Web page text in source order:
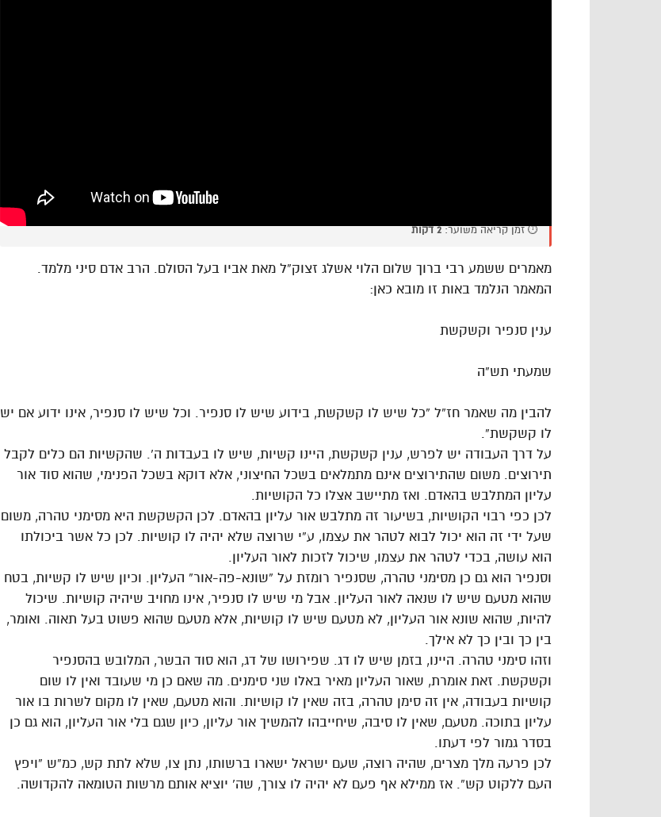
⏱️ זמן קריאה משוער:2 דקות
מאמרים ששמע רבי ברוך שלום הלוי אשלג זצוק”ל מאת אביו בעל הסולם. הרב אדם סיני מלמד.
המאמר הנלמד באות זו מובא כאן:
ענין סנפיר וקשקשת
שמעתי תש”ה
להבין מה שאמר חז”ל “כל שיש לו קשקשת, בידוע שיש לו סנפיר. וכל שיש לו סנפיר, אינו ידוע אם יש
לו קשקשת”.
על דרך העבודה יש לפרש, ענין קשקשת, היינו קשיות, שיש לו בעבדות ה’. שהקשיות הם כלים לקבל
תירוצים. משום שהתירוצים אינם מתמלאים בשכל החיצוני, אלא דוקא בשכל הפנימי, שהוא סוד אור
עליון המתלבש בהאדם. ואז מתיישב אצלו כל הקושיות.
לכן כפי רבוי הקושיות, בשיעור זה מתלבש אור עליון בהאדם. לכן הקשקשת היא מסימני טהרה, משום
שעל ידי זה הוא יכול לבוא לטהר את עצמו, ע”י שרוצה שלא יהיה לו קושיות. לכן כל אשר ביכולתו
הוא עושה, בכדי לטהר את עצמו, שיכול לזכות לאור העליון.
וסנפיר הוא גם כן מסימני טהרה, שסנפיר רומזת על “שונא-פה-אור” העליון. וכיון שיש לו קשיות, בטח
שהוא מטעם שיש לו שנאה לאור העליון. אבל מי שיש לו סנפיר, אינו מחויב שיהיה קושיות. שיכול
להיות, שהוא שונא אור העליון, לא מטעם שיש לו קושיות, אלא מטעם שהוא פשוט בעל תאוה. ואומר,
בין כך ובין כך לא אילך.
וזהו סימני טהרה. היינו, בזמן שיש לו דג. שפירושו של דג, הוא סוד הבשר, המלובש בהסנפיר
וקשקשת. זאת אומרת, שאור העליון מאיר באלו שני סימנים. מה שאם כן מי שעובד ואין לו שום
קושיות בעבודה, אין זה סימן טהרה, בזה שאין לו קושיות. והוא מטעם, שאין לו מקום לשרות בו אור
עליון בתוכה. מטעם, שאין לו סיבה, שיחייבהו להמשיך אור עליון, כיון שגם בלי אור העליון, הוא גם כן
בסדר גמור לפי דעתו.
לכן פרעה מלך מצרים, שהיה רוצה, שעם ישראל ישארו ברשותו, נתן צו, שלא לתת קש, כמ”ש “ויפץ
העם ללקוט קש”. אז ממילא אף פעם לא יהיה לו צורך, שה’ יוציא אותם מרשות הטומאה להקדושה.